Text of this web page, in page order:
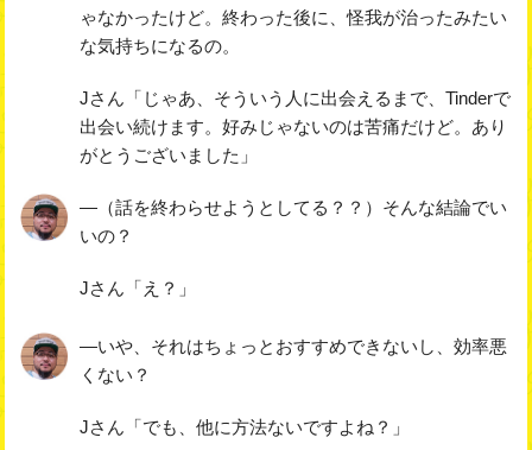
ゃなかったけど。終わった後に、怪我が治ったみたい
な気持ちになるの。
Jさん「じゃあ、そういう人に出会えるまで、Tinderで
出会い続けます。好みじゃないのは苦痛だけど。あり
がとうございました」
―（話を終わらせようとしてる？？）そんな結論でい
いの？
Jさん「え？」
―いや、それはちょっとおすすめできないし、効率悪
くない？
Jさん「でも、他に方法ないですよね？」